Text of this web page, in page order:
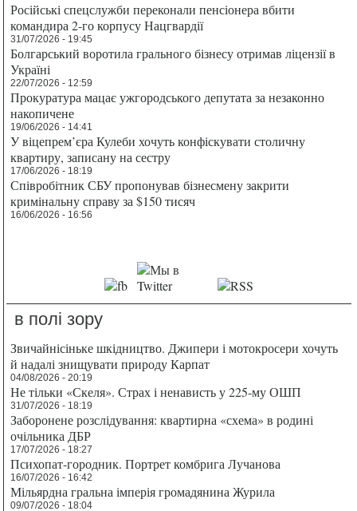
Російські спецслужби переконали пенсіонера вбити
командира 2-го корпусу Нацгвардії
31/07/2026 - 19:45
Болгарський воротила грального бізнесу отримав ліцензії в
Україні
22/07/2026 - 12:59
Прокуратура мацає ужгородського депутата за незаконно
накопичене
19/06/2026 - 14:41
У віцепрем’єра Кулеби хочуть конфіскувати столичну
квартиру, записану на сестру
17/06/2026 - 18:19
Співробітник СБУ пропонував бізнесмену закрити
кримінальну справу за $150 тисяч
16/06/2026 - 16:56
в полі зору
Звичайнісіньке шкідництво. Джипери і мотокросери хочуть
й надалі знищувати природу Карпат
04/08/2026 - 20:19
Не тільки «Скеля». Страх і ненависть у 225-му ОШП
31/07/2026 - 18:19
Заборонене розслідування: квартирна «схема» в родині
очільника ДБР
17/07/2026 - 18:27
Психопат-городник. Портрет комбрига Лучанова
16/07/2026 - 16:42
Мільярдна гральна імперія громадянина Журила
09/07/2026 - 18:04